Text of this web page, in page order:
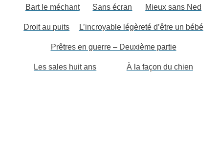
Bart le méchant Sans écran Mieux sans Ned
Droit au puits L’incroyable légèreté d’être un bébé
Prêtres en guerre – Deuxième partie
Les sales huit ans À la façon du chien